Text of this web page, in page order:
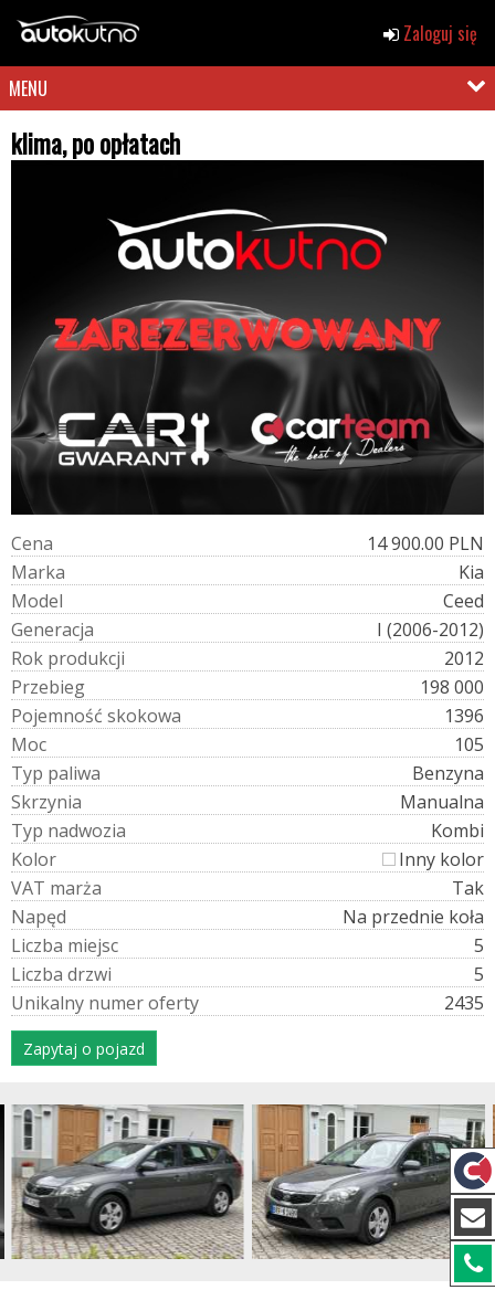
Zaloguj się
MENU
klima, po opłatach
Cena
14 900.00 PLN
Marka
Kia
Model
Ceed
Generacja
I (2006-2012)
Rok produkcji
2012
Przebieg
198 000
Pojemność skokowa
1396
Moc
105
Typ paliwa
Benzyna
Skrzynia
Manualna
Typ nadwozia
Kombi
Kolor
Inny kolor
VAT marża
Tak
Napęd
Na przednie koła
Liczba miejsc
5
Liczba drzwi
5
Unikalny numeroferty 2435
Zapytaj o pojazd